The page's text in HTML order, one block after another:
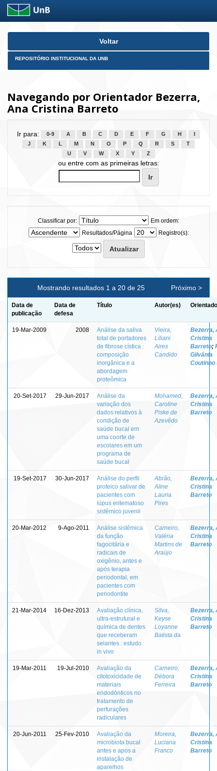
Skip
Voltar
REPOSITÓRIO INSTITUCIONAL DA UNB
Navegando por Orientador Bezerra,
Ana Cristina Barreto
Ir para: 0-9 A B C D E F G H
J
K L M N O P Q R S
T
U
V W X Y Z
ou entre com as primeiras letras:
Classificar por:
Em ordem:
Resultados/Página
Registro(s):
Mostrando resultados 1 a 20 de 25 Próximo >
Data de
publicação
Data de
defesa
Título Autor(es)
19-Mar-2009 2008
Análise da saliva
total de portadores
de fibrose cística :
composição
inorgânica e a
abordagem
proteômica
Vieira,
Liliani
Aires
Candido
Bezerra,
Cristina
Barreto;
Gilvânia
Coutinho
20-Set-2017 29-Jun-2017
Análise da
variação dos
dados relativos à
condição de
saúde bucal em
uma coorte de
escolares em um
programa de
saúde bucal
Mohamed,
Caroline
Piske de
Azevêdo
Bezerra,
Cristina
Barreto
19-Set-2017 30-Jun-2017
Análise do perfil
proteico salivar de
pacientes com
lúpus eritematoso
sistêmico juvenil
Abrão,
Aline
Lauria
Pires
Bezerra,
Cristina
Barreto
20-Mar-2012 9-Ago-2011
Análise sistêmica
da função
fagocitária e
radicais de
oxigênio, antes e
após terapia
periodontal, em
pacientes com
periodontite
Carneiro,
Valéria
Martins de
Araújo
Bezerra,
Cristina
Barreto
21-Mar-2014 16-Dez-2013
Avaliação clínica,
ultra-estrutural e
química de dentes
que receberam
selantes : estudo
in vivo
Silva,
Keyse
Loyanne
Batista da
Bezerra,
Cristina
Barreto
19-Mar-2011 19-Jul-2010
Avaliação da
citotoxicidade de
materiais
endodônticos no
tratamento de
perfurações
radiculares
Carneiro,
Débora
Ferreira
Bezerra,
Cristina
Barreto
20-Jun-2011 25-Fev-2010
Avaliação da
microbiota bucal
antes e apos a
instalação de
aparelhos
Moreira,
Luciana
Franco
Bezerra,
Cristina
Barreto